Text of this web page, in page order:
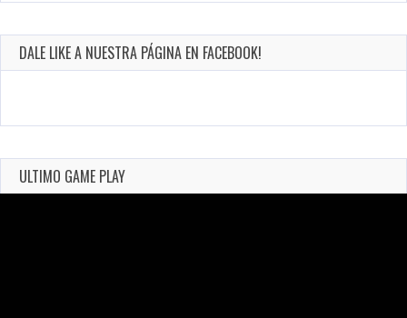
DALE LIKE A NUESTRA PÁGINA EN FACEBOOK!
ULTIMO GAME PLAY